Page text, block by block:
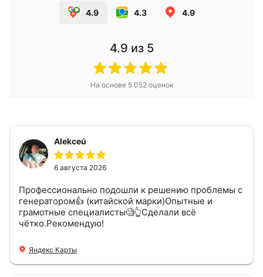
4.9 4.3 4.9
4.9 из 5
На основе 5 052оценок
Alekceú
6 августа 2026
Профессионально подошли к решению проблемы с
генератором👍 (китайской марки)Опытные и
грамотные специалисты🧐👆Сделали всё
чётко.Рекомендую!
Яндекс Карты